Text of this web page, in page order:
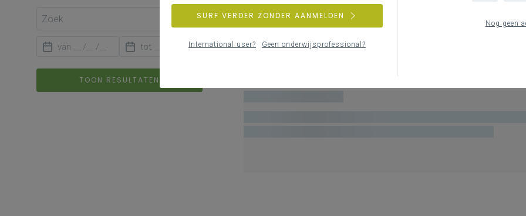
TOON RESULTATEN
Nog geen
SURF VERDER ZONDER AANMELDEN
International user? Geen onderwijsprofessional?